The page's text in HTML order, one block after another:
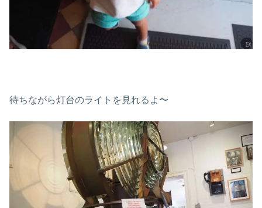
待ちながら灯台のライトを見れるよ〜